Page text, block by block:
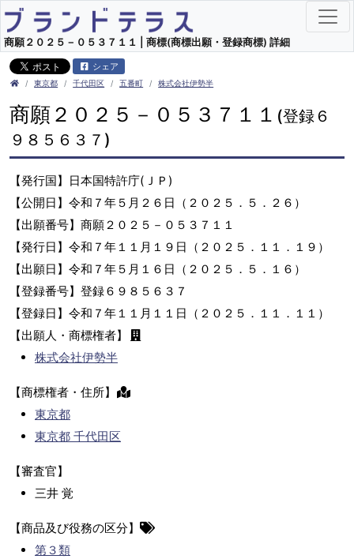
商願２０２５－０５３７１１ | 商標(商標出願・登録商標) 詳細
シェア
東京都 千代田区 五番町 株式会社伊勢半
商願２０２５－０５３７１１ (登録６
９８５６３７)
【発行国】日本国特許庁(ＪＰ)
【公開日】令和７年５月２６日（２０２５．５．２６）
【出願番号】商願２０２５－０５３７１１
【発行日】令和７年１１月１９日（２０２５．１１．１９）
【出願日】令和７年５月１６日（２０２５．５．１６）
【登録番号】登録６９８５６３７
【登録日】令和７年１１月１１日（２０２５．１１．１１）
【出願人・商標権者】
株式会社伊勢半
【商標権者・住所】
東京都
東京都 千代田区
【審査官】
三井 覚
【商品及び役務の区分】
第３類